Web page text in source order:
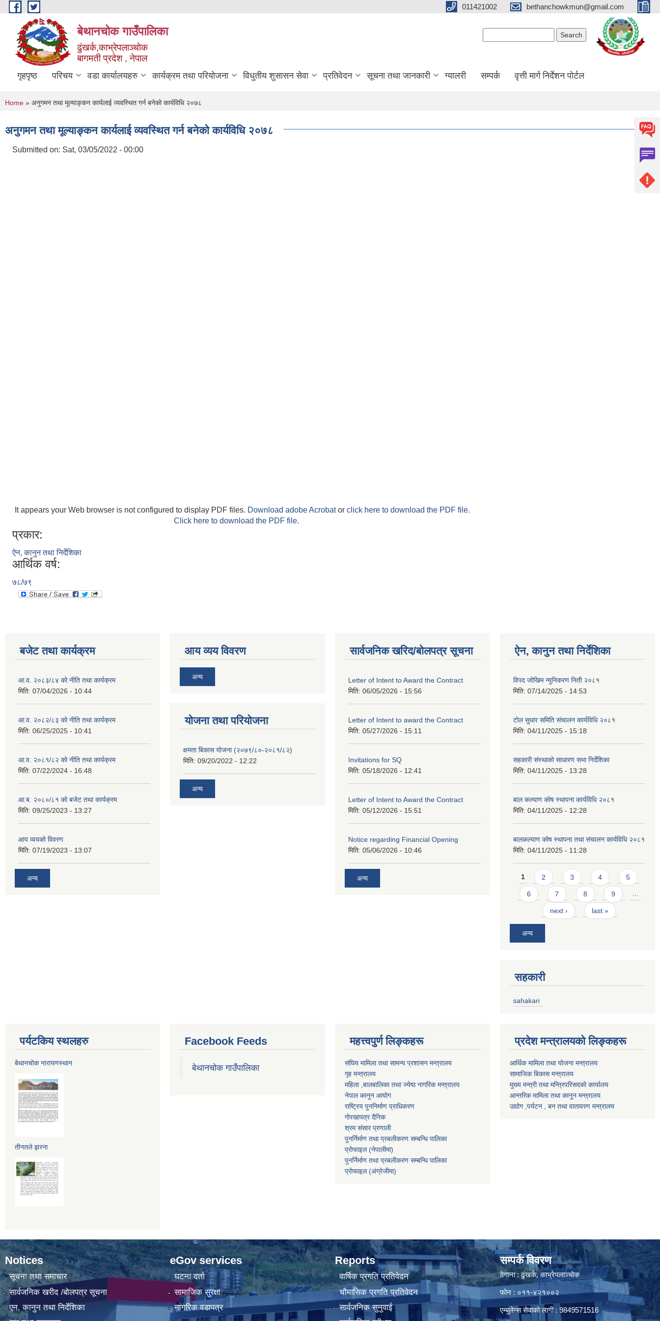
Skip to main content 011421002 bethanchowkmun@gmail.com
बेथानचोक गाउँपालिका
ढुंखर्क,काभ्रेपलाञ्चाेक
बागमती प्रदेश , नेपाल
गृहपृष्ठ परिचय वडा कार्यालयहरु कार्यक्रम तथा परियोजना विधुतीय शुसासन सेवा प्रतिवेदन सूचना तथा जानकारी ग्यालरी सम्पर्क वृत्ती मार्ग निर्देशन पोर्टल
You are here
Home » अनुगमन तथा मूल्याङ्कन कार्यलाई व्यवस्थित गर्न बनेको कार्यविधि २०७८
अनुगमन तथा मूल्याङ्कन कार्यलाई व्यवस्थित गर्न बनेको कार्यविधि २०७८
Submitted on: Sat, 03/05/2022 - 00:00
It appears your Web browser is not configured to display PDF files. Download adobe Acrobator click here to download the PDF file.
Click here to download the PDF file.
प्रकार:
ऐन, कानुन तथा निर्देशिका
आर्थिक वर्ष:
७८/७९
बजेट तथा कार्यक्रम
आ.व. २०८३/८४ को नीति तथा कार्यक्रम
मिति: 07/04/2026 - 10:44
आ.व. २०८२/८३ को नीति तथा कार्यक्रम
मिति: 06/25/2025 - 10:41
आ.व. २०८१/८२ को नीति तथा कार्यक्रम
मिति: 07/22/2024 - 16:48
आ.ब. २०८०/८१ को बजेट तथा कार्यक्रम
मिति: 09/25/2023 - 13:27
आय व्वयको विवरण
मिति: 07/19/2023 - 13:07
अन्य
आय व्यय विवरण
अन्य
याेजना तथा परियाेजना
क्षमता बिकास योजना (२०७९/८०-२०८१/८२)
मिति: 09/20/2022 - 12:22
अन्य
सार्वजनिक खरिद/बोलपत्र सूचना
Letter of Intent to Award the Contract
मिति: 06/05/2026 - 15:56
Letter of Intent to award the Contract
मिति: 05/27/2026 - 15:11
Invitations for SQ
मिति: 05/18/2026 - 12:41
Letter of Intent to Award the Contract
मिति: 05/12/2026 - 15:51
Notice regarding Financial Opening
मिति: 05/06/2026 - 10:46
अन्य
ऐन, कानुन तथा निर्देशिका
विपद जोखिम न्युनिकरण निती २०८१
मिति: 07/14/2025 - 14:53
टोल सुधार समिति संचालन कार्यविधि २०८१
मिति: 04/11/2025 - 15:18
सहकारी संस्थाको साधारण सभा निर्देशिका
मिति: 04/11/2025 - 13:28
बाल कल्याण कोष स्थापना कार्यविधि २०८१
मिति: 04/11/2025 - 12:28
बालकल्याण कोष स्थापना तथा संचालन कार्यविधि २०८१
मिति: 04/11/2025 - 11:28
Pages
1 2 3 4 5
6 7 8 9 …
next › last »
अन्य
सहकारी
sahakari
पर्यटकिय स्थलहरु
बेथानचोक नारायणस्थान
तीनतले झरना
Facebook Feeds
बेथानचोक गाउँपालिका
महत्त्वपुर्ण लिङ्कहरू
संघिय मामिला तथा सामन्य प्रशासन मन्त्रालय
गृह मन्त्रालय
महिला ,बालबालिका तथा ज्येष्ठ नागरिक मन्त्रालय
नेपाल कानुन आयोग
राष्ट्रिय पुननिर्माण प्राधिकरण
गोरखापत्र दैनिक
श्रम संसार प्रणाली
पुनर्निर्माण तथा प्रबलीकरण सम्बन्धि पालिका
प्राेफाइल (नेपालीमा)
पुनर्निर्माण तथा प्रबलीकरण सम्बन्धि पालिका
प्राेफाइल(अंग्रेजीमा)
प्रदेश मन्त्रालयको लिङ्कहरू
आर्थिक मामिला तथा योजना मन्त्रालय
सामाजिक बिकास मन्त्रालय
मुख्य मन्त्री तथा मन्त्रिपरिसदको कार्यालय
आन्तरिक मामिला तथा कानून मन्त्रालय
उद्योग ,पर्यटन , बन तथा वातावरण मन्त्रालय
Notices
सूचना तथा समाचार
सार्वजनिक खरीद /बोलपत्र सूचना
एन, कानुन तथा निर्देशिका
eGov services
घटना दर्ता
सामाजिक सुरक्षा
नागरिक वडापत्र
Reports
वार्षिक प्रगति प्रतिवेदन
चौमासिक प्रगति प्रतिवेदन
सार्वजनिक सुनुवाई
सम्पर्क विवरण
ठेगाना : ढुंखर्क, काभ्रेपलाञ्चोक
फोन : ०११-४२१००२
एम्बुलेन्स सेवाको लागी : 9849571516